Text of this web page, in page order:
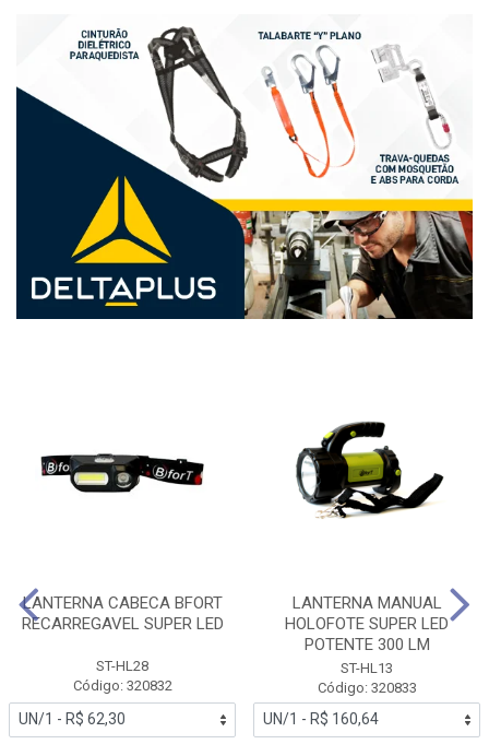
LANTERNA CABECA BFORT
RECARREGAVEL SUPER LED
ST-HL28
Código: 320832
LANTERNA MANUAL
HOLOFOTE SUPER LED
POTENTE 300 LM
ST-HL13
Código: 320833